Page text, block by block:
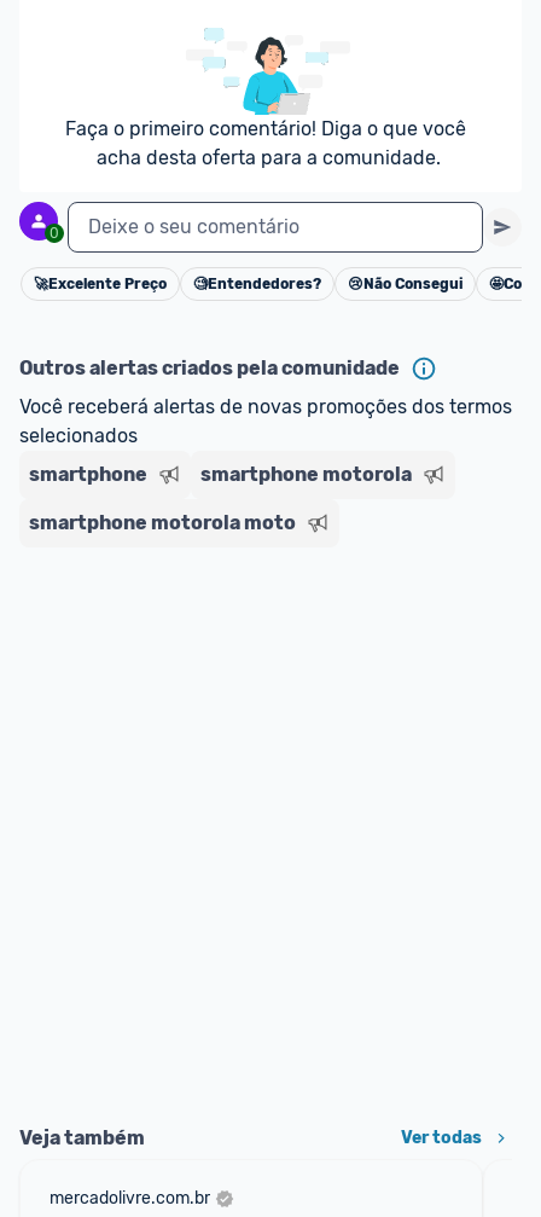
Faça o primeiro comentário! Diga o que você
acha desta oferta para a comunidade.
0 Deixe o seu comentário
Cancelar
🚀Excelente Preço 🧐Entendedores? 😢 Não Consegui 🤩
Outros alertas criados pela comunidade
Você receberá alertas de novas promoções dos termos
selecionados
smartphone
smartphone motorola
smartphone motorola moto
Veja também Ver todas
mercadolivre.com.br